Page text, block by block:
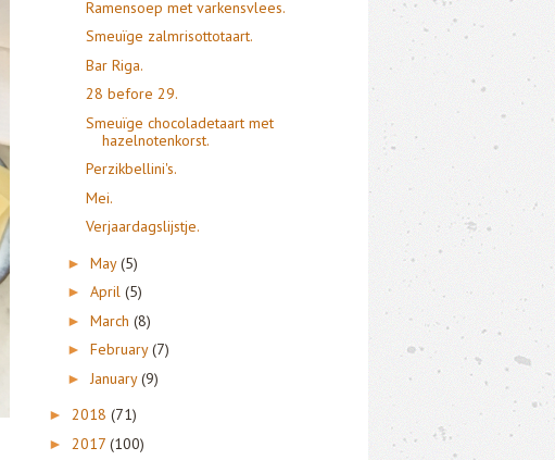
Ramensoep met varkensvlees.
Smeuïge zalmrisottotaart.
Bar Riga.
28 before 29.
Smeuïge chocoladetaart met
hazelnotenkorst.
Perzikbellini's.
Mei.
Verjaardagslijstje.
► May(5)
► April (5)
► March (8)
► February(7)
► January(9)
► 2018 (71)
► 2017 (100)